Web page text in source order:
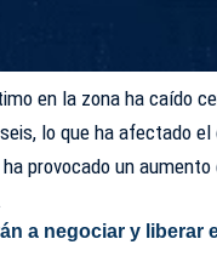
en la zona ha caído
lo que ha afectado
provocado un aumento
a negociar y liberar